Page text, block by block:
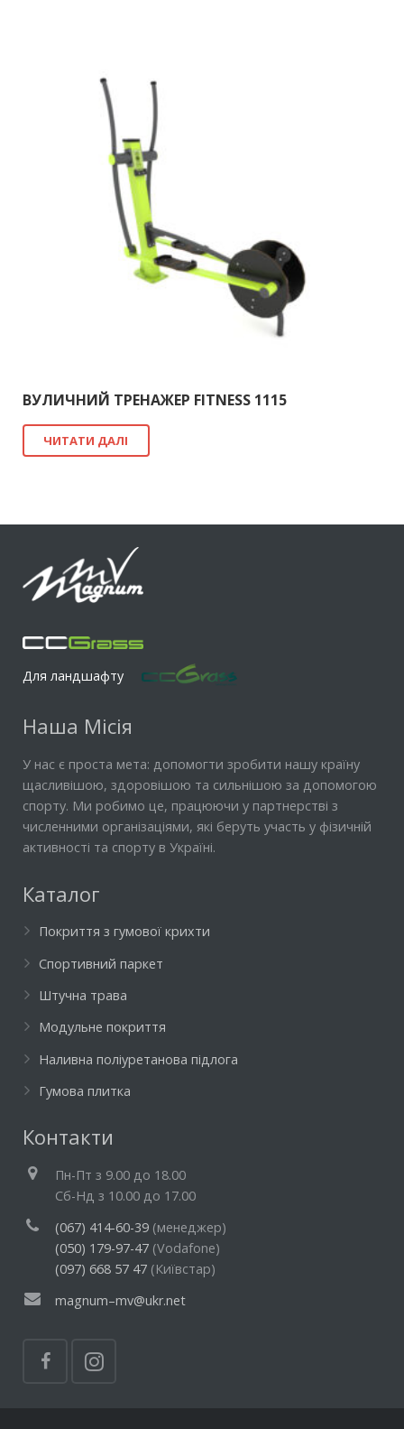
ВУЛИЧНИЙ ТРЕНАЖЕР FITNESS 1115
ЧИТАТИ ДАЛІ
Для ландшафту
Наша Місія
У нас є проста мета: допомогти зробити нашу країну
щасливішою, здоровішою та сильнішою за допомогою
спорту. Ми робимо це, працюючи у партнерстві з
численними організаціями, які беруть участь у фізичній
активності та спорту в Україні.
Каталог
Покриття з гумової крихти
Спортивний паркет
Штучна трава
Модульне покриття
Наливна поліуретанова підлога
Гумова плитка
Контакти
Пн-Пт з 9.00 до 18.00
Cб-Нд з 10.00 до 17.00
(067) 414-60-39 (менеджер)
(050) 179-97-47 (Vodafone)
(097) 668 57 47 (Київстар)
magnum–mv@ukr.net